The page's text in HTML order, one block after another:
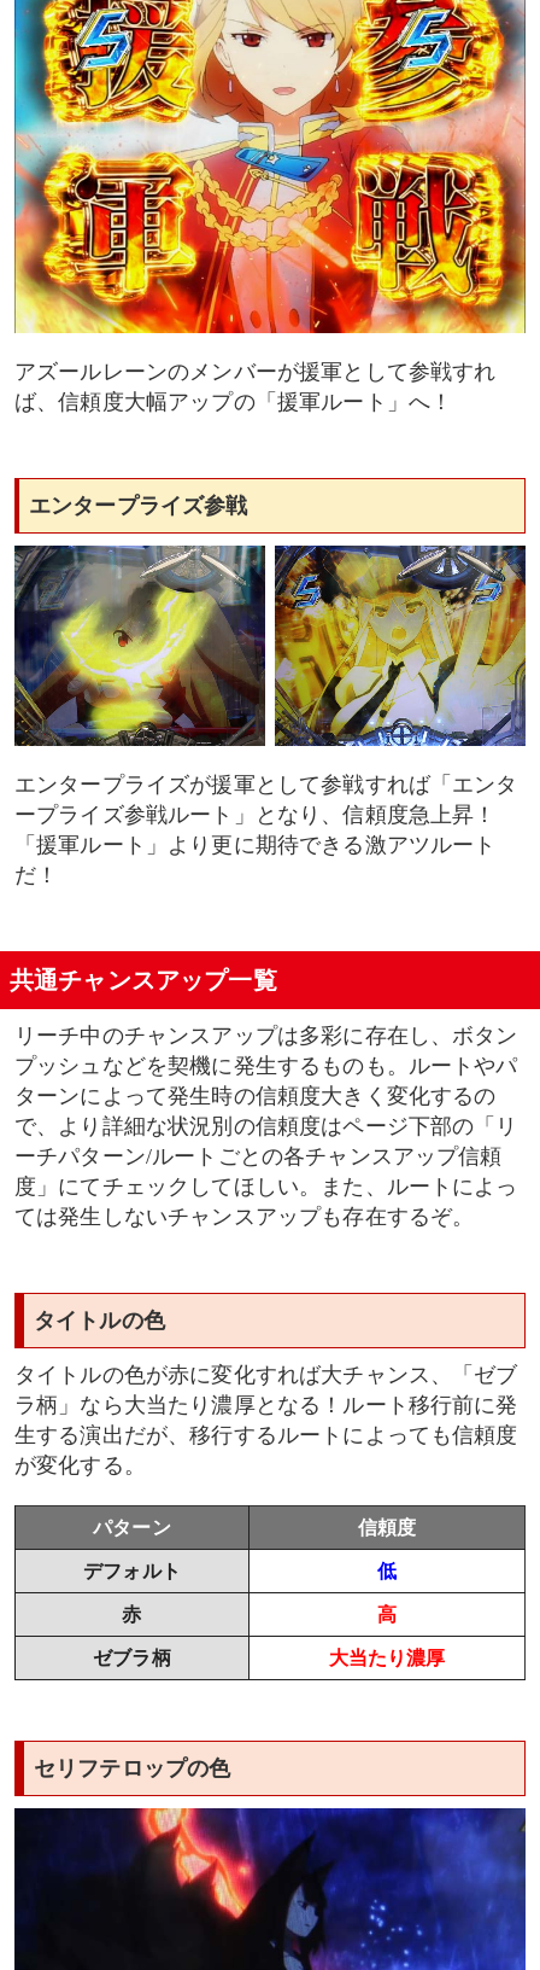
アズールレーンのメンバーが援軍として参戦すれ
ば、信頼度大幅アップの「援軍ルート」へ！
エンタープライズ参戦
エンタープライズが援軍として参戦すれば「エンタ
ープライズ参戦ルート」となり、信頼度急上昇！
「援軍ルート」より更に期待できる激アツルート
だ！
共通チャンスアップ一覧
リーチ中のチャンスアップは多彩に存在し、ボタン
プッシュなどを契機に発生するものも。ルートやパ
ターンによって発生時の信頼度大きく変化するの
で、より詳細な状況別の信頼度はページ下部の「リ
ーチパターン/ルートごとの各チャンスアップ信頼
度」にてチェックしてほしい。また、ルートによっ
ては発生しないチャンスアップも存在するぞ。
タイトルの色
タイトルの色が赤に変化すれば大チャンス、「ゼブ
ラ柄」なら大当たり濃厚となる！ルート移行前に発
生する演出だが、移行するルートによっても信頼度
が変化する。
パターン 信頼度
デフォルト 低
赤 高
ゼブラ柄 大当たり濃厚
セリフテロップの色